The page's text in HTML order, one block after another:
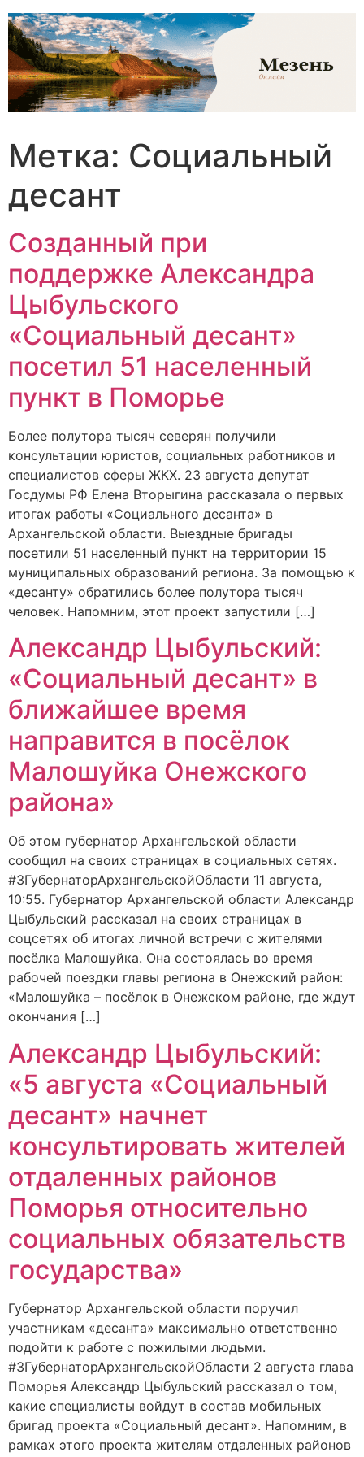
Перейти
содержимому
Метка: Социальный
десант
Созданный при
поддержке Александра
Цыбульского
«Социальный десант»
посетил 51 населенный
пункт в Поморье
Более полутора тысяч северян получили
консультации юристов, социальных работников и
специалистов сферы ЖКХ. 23 августа депутат
Госдумы РФ Елена Вторыгина рассказала о первых
итогах работы «Социального десанта» в
Архангельской области. Выездные бригады
посетили 51 населенный пункт на территории 15
муниципальных образований региона. За помощью к
«десанту» обратились более полутора тысяч
человек. Напомним, этот проект запустили […]
Александр Цыбульский:
«Социальный десант» в
ближайшее время
направится в посёлок
Малошуйка Онежского
района»
Об этом губернатор Архангельской области
сообщил на своих страницах в социальных сетях.
#3ГубернаторАрхангельскойОбласти 11 августа,
10:55. Губернатор Архангельской области Александр
Цыбульский рассказал на своих страницах в
соцсетях об итогах личной встречи с жителями
посёлка Малошуйка. Она состоялась во время
рабочей поездки главы региона в Онежский район:
«Малошуйка – посёлок в Онежском районе, где ждут
окончания […]
Александр Цыбульский:
«5 августа «Социальный
десант» начнет
консультировать жителей
отдаленных районов
Поморья относительно
социальных обязательств
государства»
Губернатор Архангельской области поручил
участникам «десанта» максимально ответственно
подойти к работе с пожилыми людьми.
#3ГубернаторАрхангельскойОбласти 2 августа глава
Поморья Александр Цыбульский рассказал о том,
какие специалисты войдут в состав мобильных
бригад проекта «Социальный десант». Напомним, в
рамках этого проекта жителям отдаленных районов